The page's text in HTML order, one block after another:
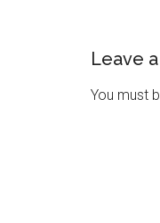
Leave
You must